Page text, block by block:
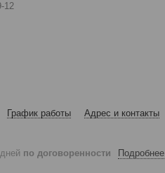
12
График работы Адрес и контакты
по договоренности Подробнее